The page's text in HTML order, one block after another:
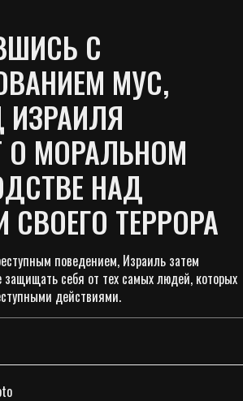
С
МУС,
ИЗРАИЛЯ
О МОРАЛЬНОМ
НАД
ТЕРРОРА
поведением, Израиль затем
защищать себя от тех самых людей, которых
действиями.